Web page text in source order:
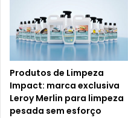
Produtos de Limpeza
Impact: marca exclusiva
Leroy Merlin para limpeza
pesada sem esforço